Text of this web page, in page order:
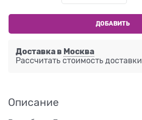
ДОБАВИТЬ
Доставка в Москва
Рассчитать стоимость доставки
Описание